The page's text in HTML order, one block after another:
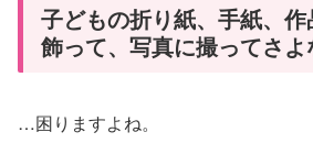
子どもの折り紙、手紙、作
飾って、写真に撮ってさよ
…困りますよね。